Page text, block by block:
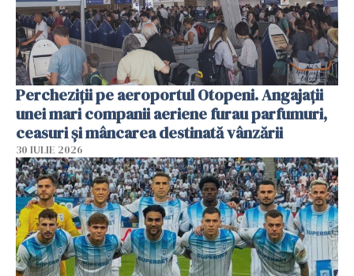
Percheziții pe aeroportul Otopeni. Angajații
unei mari companii aeriene furau parfumuri,
ceasuri și mâncarea destinată vânzării
30 IULIE 2026